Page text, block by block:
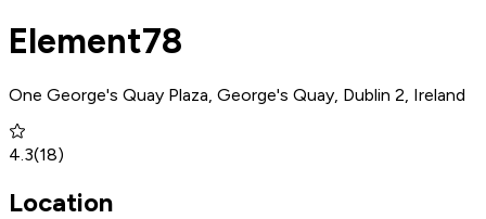
Element78
One George's Quay Plaza, George's Quay, Dublin 2, Ireland
4.3(18)
Location